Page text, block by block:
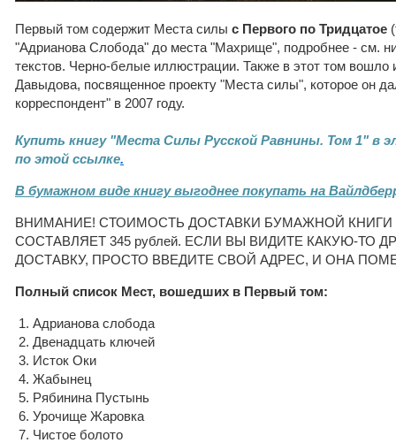
Первый том содержит Места силы с Первого по Тридцатое
"Адрианова Слобода" до места "Махрище", подробнее - см.
текстов. Черно-белые иллюстрации. Также в этот том вошло
Давыдова, посвященное проекту "Места силы", которое он
корреспондент" в 2007 году.
Купить книгу "Места Силы Русской Равнины. Том 1" в
по этой ссылке.
В бумажном виде книгу выгоднее покупать на
ВНИМАНИЕ! СТОИМОСТЬ ДОСТАВКИ БУМАЖНОЙ КНИГИ
СОСТАВЛЯЕТ 345 рублей. ЕСЛИ ВЫ ВИДИТЕ КАКУЮ-ТО
ДОСТАВКУ, ПРОСТО ВВЕДИТЕ СВОЙ АДРЕС, И ОНА
Полный список Мест, вошедших в Первый том:
1. Адрианова слобода
2. Двенадцать ключей
3. Исток Оки
4. Жабынец
5. Рябинина Пустынь
6. Урочище Жаровка
7. Чистое болото